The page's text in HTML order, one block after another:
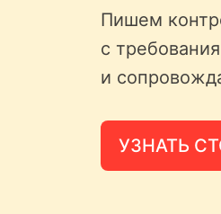
Пишем
с
и
УЗНАТЬ